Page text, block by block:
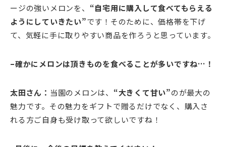
ージの強いメロンを、 “自宅用に購入して食べてもらえる
ようにしていきたい”です！そのために、価格帯を下げ
て、気軽に手に取りやすい商品を作ろうと思っています。
–確かにメロンは頂きものを食べることが多いですね…！
太田さん： 当園のメロンは、 “大きくて甘い”のが最大の
魅力です。その魅力をギフトで贈るだけでなく、購入さ
れる方ご自身も受け取って欲しいですね！